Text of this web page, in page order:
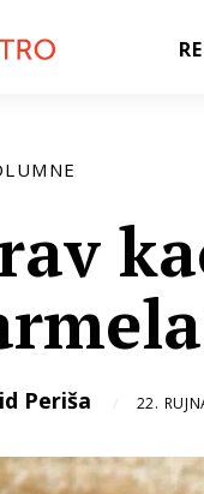
Periša 22.